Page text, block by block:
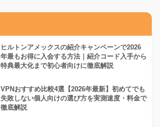
ヒルトンアメックスの紹介キャンペーンで2026
年最もお得に入会する方法｜紹介コード入手から
特典最大化まで初心者向けに徹底解説
VPNおすすめ比較4選【2026年最新】初めてでも
失敗しない個人向けの選び方を実測速度・料金で
徹底解説